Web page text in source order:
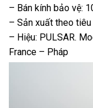
– Bán kính bảo vệ:
– Sản xuất theo
– Hiệu: PULSAR.
France – Pháp